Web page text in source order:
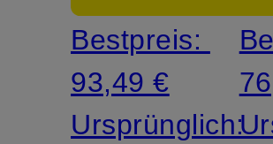
Bestpreis:
93,49 €
Ursprünglich: